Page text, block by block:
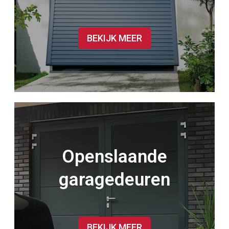
BEKIJK MEER
Openslaande
garagedeuren